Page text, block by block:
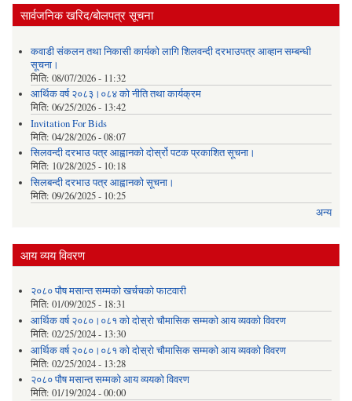
सार्वजनिक खरिद/बोलपत्र सूचना
कवाडी संकलन तथा निकासी कार्यको लागि शिलवन्दी दरभाउपत्र आव्हान सम्बन्धी
सूचना।
मिति: 08/07/2026 - 11:32
आर्थिक वर्ष २०८३।०८४ को नीति तथा कार्यक्रम
मिति: 06/25/2026 - 13:42
Invitation For Bids
मिति: 04/28/2026 - 08:07
सिलवन्दी दरभाउ पत्र आह्वानको दोर्स्रो पटक प्रकाशित सूचना।
मिति: 10/28/2025 - 10:18
सिलबन्दी दरभाउ पत्र आह्वानको सूचना।
मिति: 09/26/2025 - 10:25
अन्य
आय व्यय विवरण
२०८० पौष मसान्त सम्मको खर्चचको फाटवारी
मिति: 01/09/2025 - 18:31
आर्थिक वर्ष २०८०।०८१ को दोस्रो चौमासिक सम्मको आय व्यवको विवरण
मिति: 02/25/2024 - 13:30
आर्थिक वर्ष २०८०।०८१ को दोस्रो चौमासिक सम्मको आय व्यवको विवरण
मिति: 02/25/2024 - 13:28
२०८० पौष मसान्त सम्मको आय व्ययको विवरण
मिति: 01/19/2024 - 00:00